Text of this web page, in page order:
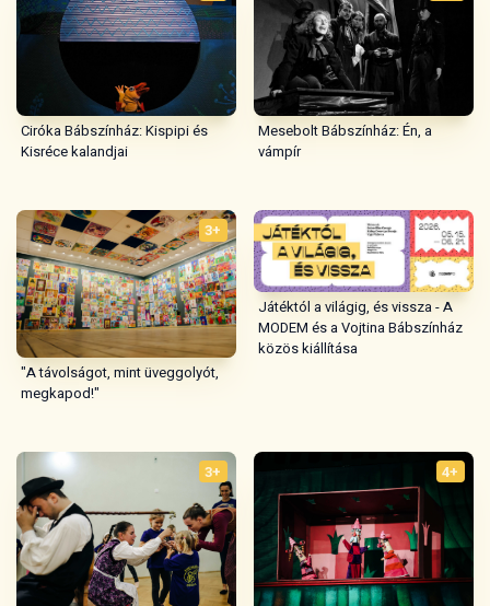
Ciróka Bábszínház: Kispipi és
Kisréce kalandjai
Mesebolt Bábszínház: Én, a
vámpír
3+
"A távolságot, mint üveggolyót,
megkapod!"
Játéktól a világig, és vissza - A
MODEM és a Vojtina Bábszínház
közös kiállítása
3+ 4+